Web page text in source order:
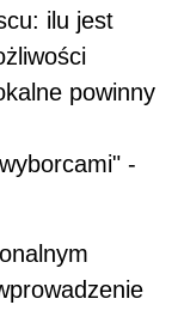
ilu jest
powinny
-